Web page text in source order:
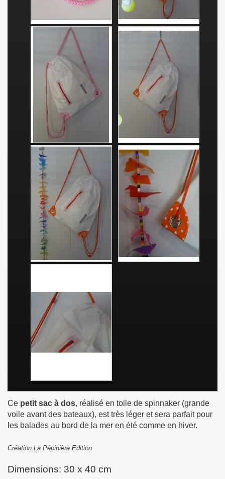
Ce petit sac à dos, réalisé en toile de spinnaker (grande
voile avant des bateaux), est très léger et sera parfait pour
les balades au bord de la mer en été comme en hiver.
Création La Pépinière Edition
Dimensions: 30 x 40 cm